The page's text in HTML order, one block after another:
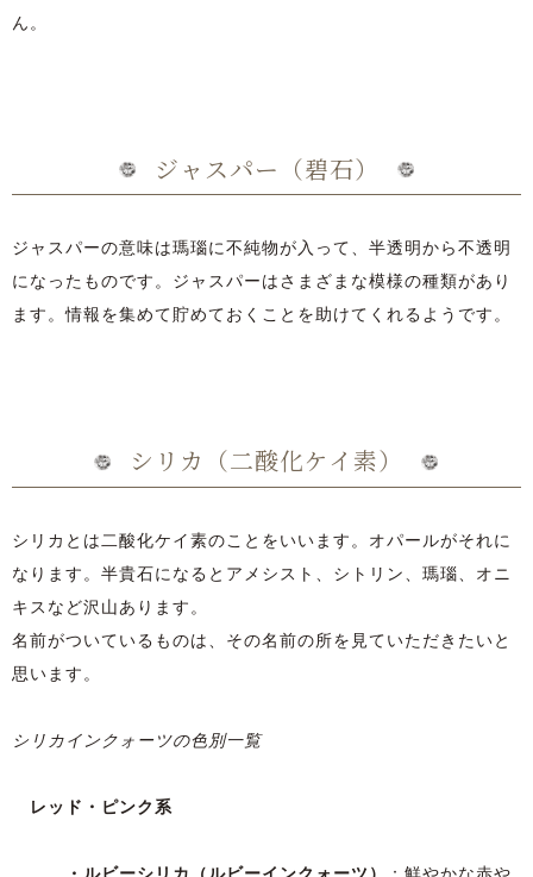
ん。
ジャスパー（碧石）
ジャスパーの意味は瑪瑙に不純物が入って、半透明から不透明
になったものです。ジャスパーはさまざまな模様の種類があり
ます。情報を集めて貯めておくことを助けてくれるようです。
シリカ（二酸化ケイ素）
シリカとは二酸化ケイ素のことをいいます。オパールがそれに
なります。半貴石になるとアメシスト、シトリン、瑪瑙、オニ
キスなど沢山あります。
名前がついているものは、その名前の所を見ていただきたいと
思います。
シリカインクォーツの色別一覧
レッド・ピンク系